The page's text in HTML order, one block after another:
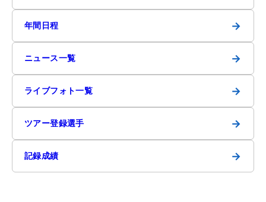
年間日程 →
ニュース一覧 →
ライブフォト一覧 →
ツアー登録選手 →
記録成績 →